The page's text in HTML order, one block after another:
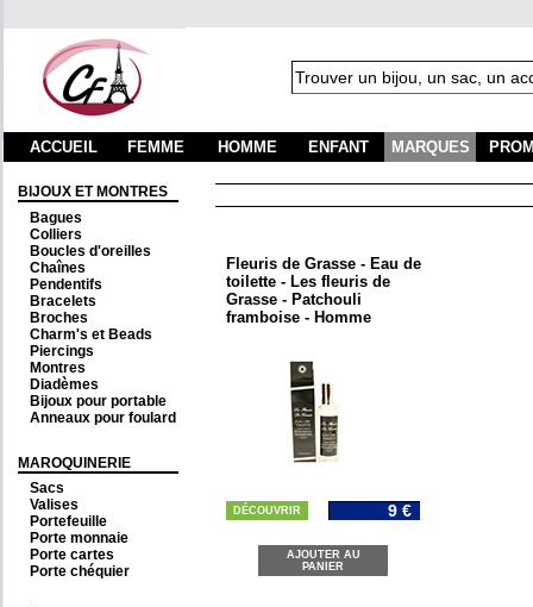
ACCUEIL FEMME HOMME ENFANT MARQUES
BIJOUX ET MONTRES
Bagues
Colliers
Boucles d'oreilles
Chaînes
Pendentifs
Bracelets
Broches
Charm's et Beads
Piercings
Montres
Diadèmes
Bijoux pour portable
Anneaux pour foulard
MAROQUINERIE
Sacs
Valises
Portefeuille
Porte monnaie
Porte cartes
Porte chéquier
Fleuris de Grasse - Eau de
toilette - Les fleuris de
Grasse - Patchouli
framboise - Homme
DÉCOUVRIR 9 €
AJOUTER AU
PANIER